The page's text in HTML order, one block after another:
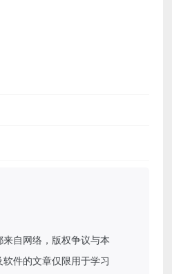
自网络，版权争议与本
件的文章仅限用于学习